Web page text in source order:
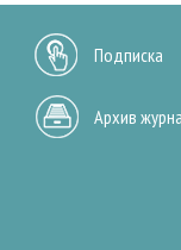
Подписка
Архив